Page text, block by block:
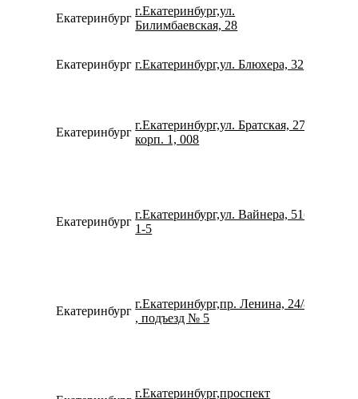
Екатеринбург
г.Екатеринбург,ул.
Билимбаевская, 28
Екатеринбург г.Екатеринбург,ул. Блюхера, 32
Екатеринбург
г.Екатеринбург,ул. Братская, 27
корп. 1, 008
Екатеринбург
г.Екатеринбург,ул. Вайнера, 51б,
1-5
Екатеринбург
г.Екатеринбург,пр. Ленина, 24/8
, подъезд № 5
г.Екатеринбург,проспект